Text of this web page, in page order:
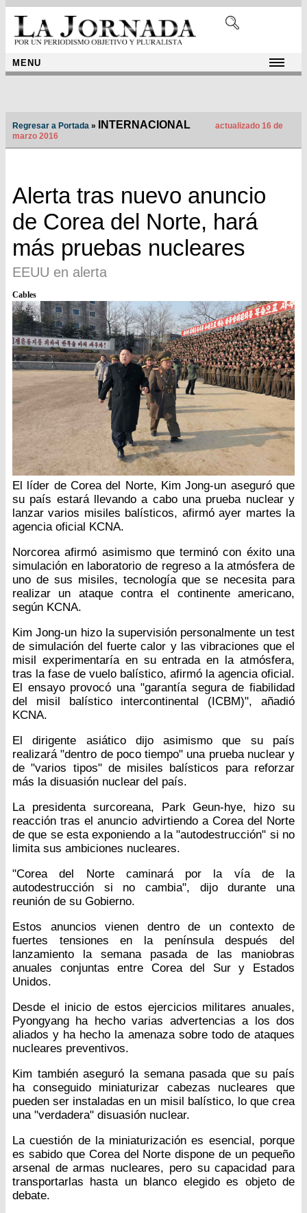
MENU
Regresar a Portada » INTERNACIONAL
actualizado 16 de
marzo 2016
Alerta tras nuevo anuncio
de Corea del Norte, hará
más pruebas nucleares
EEUU en alerta
Cables
El líder de Corea del Norte, Kim Jong-un aseguró que
su país estará llevando a cabo una prueba nuclear y
lanzar varios misiles balísticos, afirmó ayer martes la
agencia oficial KCNA.
Norcorea afirmó asimismo que terminó con éxito una
simulación en laboratorio de regreso a la atmósfera de
uno de sus misiles, tecnología que se necesita para
realizar un ataque contra el continente americano,
según KCNA.
Kim Jong-un hizo la supervisión personalmente un test
de simulación del fuerte calor y las vibraciones que el
misil experimentaría en su entrada en la atmósfera,
tras la fase de vuelo balístico, afirmó la agencia oficial.
El ensayo provocó una "garantía segura de fiabilidad
del misil balístico intercontinental (ICBM)", añadió
KCNA.
El dirigente asiático dijo asimismo que su país
realizará "dentro de poco tiempo" una prueba nuclear y
de "varios tipos" de misiles balísticos para reforzar
más la disuasión nuclear del país.
La presidenta surcoreana, Park Geun-hye, hizo su
reacción tras el anuncio advirtiendo a Corea del Norte
de que se esta exponiendo a la "autodestrucción" si no
limita sus ambiciones nucleares.
"Corea del Norte caminará por la vía de la
autodestrucción si no cambia", dijo durante una
reunión de su Gobierno.
Estos anuncios vienen dentro de un contexto de
fuertes tensiones en la península después del
lanzamiento la semana pasada de las maniobras
anuales conjuntas entre Corea del Sur y Estados
Unidos.
Desde el inicio de estos ejercicios militares anuales,
Pyongyang ha hecho varias advertencias a los dos
aliados y ha hecho la amenaza sobre todo de ataques
nucleares preventivos.
Kim también aseguró la semana pasada que su país
ha conseguido miniaturizar cabezas nucleares que
pueden ser instaladas en un misil balístico, lo que crea
una "verdadera" disuasión nuclear.
La cuestión de la miniaturización es esencial, porque
es sabido que Corea del Norte dispone de un pequeño
arsenal de armas nucleares, pero su capacidad para
transportarlas hasta un blanco elegido es objeto de
debate.